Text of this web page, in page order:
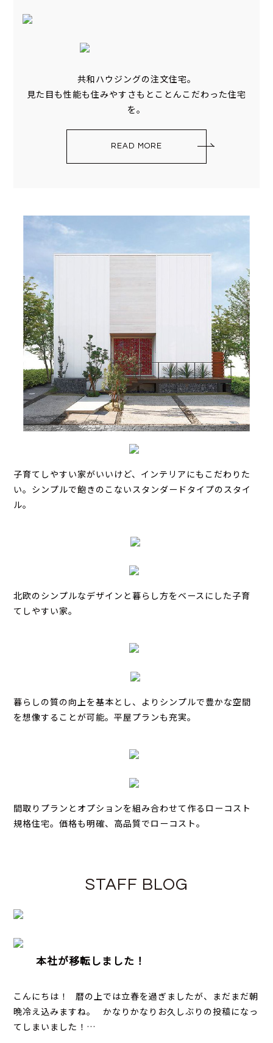
共和ハウジングの注文住宅。
見た目も性能も住みやすさもとことんこだわった住宅
を。
READ MORE
子育てしやすい家がいいけど、インテリアにもこだわりた
い。シンプルで飽きのこないスタンダードタイプのスタイ
ル。
北欧のシンプルなデザインと暮らし方をベースにした子育
てしやすい家。
暮らしの質の向上を基本とし、よりシンプルで豊かな空間
を想像することが可能。平屋プランも充実。
間取りプランとオプションを組み合わせて作るローコスト
規格住宅。価格も明確、高品質でローコスト。
STAFF BLOG
本社が移転しました！
こんにちは！ 暦の上では立春を過ぎましたが、まだまだ朝
晩冷え込みますね。 かなりかなりお久しぶりの投稿になっ
てしまいました！…